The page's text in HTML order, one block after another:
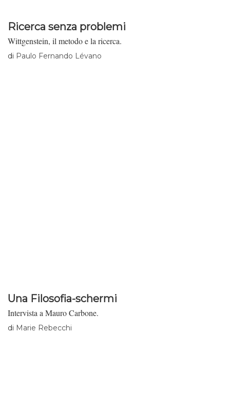
Ricerca senza problemi
Wittgenstein, il metodo e la ricerca.
di Paulo Fernando Lévano
Una Filosofia-schermi
Intervista a Mauro Carbone.
di Marie Rebecchi